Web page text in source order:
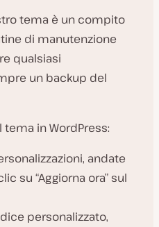
tema è un compito
di manutenzione
qualsiasi
un backup del
in WordPress:
andate
su “Aggiorna ora” sul
personalizzato,